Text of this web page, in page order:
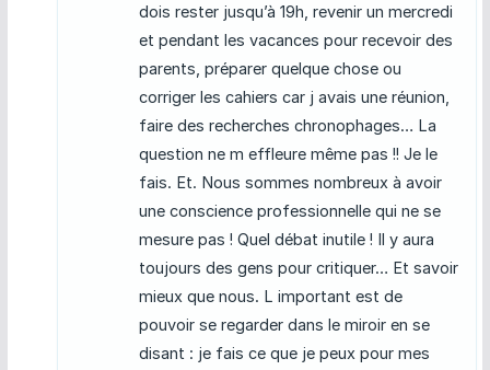
dois rester jusqu’à 19h, revenir un mercredi
et pendant les vacances pour recevoir des
parents, préparer quelque chose ou
corriger les cahiers car j avais une réunion,
faire des recherches chronophages… La
question ne m effleure même pas !! Je le
fais. Et. Nous sommes nombreux à avoir
une conscience professionnelle qui ne se
mesure pas ! Quel débat inutile ! Il y aura
toujours des gens pour critiquer… Et savoir
mieux que nous. L important est de
pouvoir se regarder dans le miroir en se
disant : je fais ce que je peux pour mes